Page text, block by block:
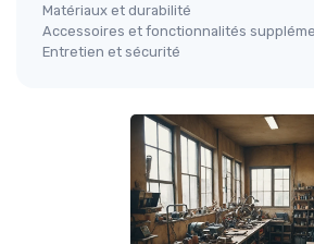
Matériaux et durabilité
Accessoires et fonctionnalités
Entretien et sécurité